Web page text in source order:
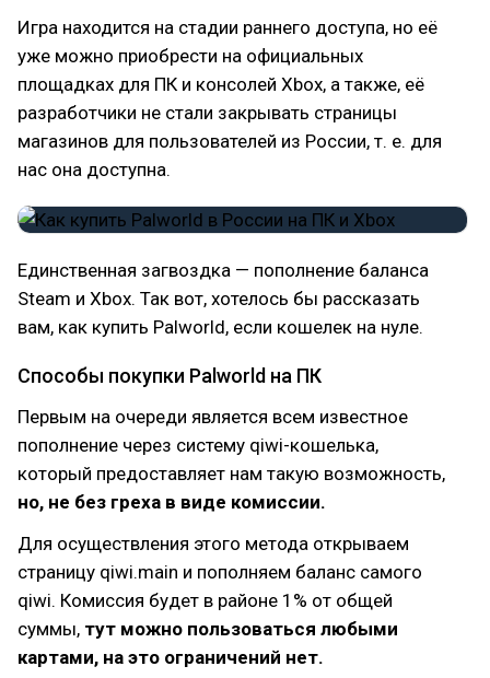
Игра находится на стадии раннего доступа, но её
уже можно приобрести на официальных
площадках для ПК и консолей Xbox, а также, её
разработчики не стали закрывать страницы
магазинов для пользователей из России, т. е. для
нас она доступна.
Единственная загвоздка — пополнение баланса
Steam и Xbox. Так вот, хотелось бы рассказать
вам, как купить Palworld, если кошелек на нуле.
Способы покупки Palworld на ПК
Первым на очереди является всем известное
пополнение через систему qiwi-кошелька,
который предоставляет нам такую возможность,
но, не без греха в виде комиссии.
Для осуществления этого метода открываем
страницу qiwi.main и пополняем баланс самого
qiwi. Комиссия будет в районе 1% от общей
суммы, тут можно пользоваться любыми
картами, на это ограничений нет.